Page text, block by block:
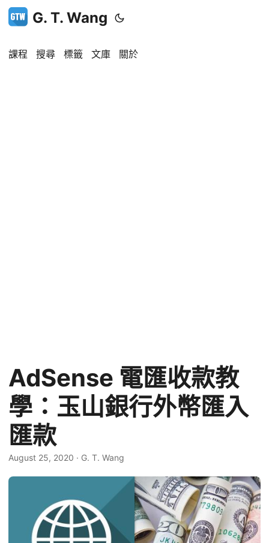
G. T. Wang
課程 搜尋 標籤 文庫 關於
AdSense 電匯收款教
學：玉山銀行外幣匯入
匯款
August 25, 2020 · G. T. Wang